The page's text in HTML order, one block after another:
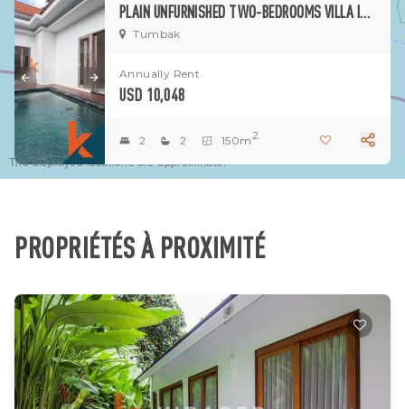
The displayed locations are approximate.
PLAIN UNFURNISHED TWO-BEDROOMS VILLA IN TUMBAK BAYUH
Tumbak
Annually Rent
USD 10,048
2 2 150m2
PROPRIÉTÉS À PROXIMITÉ